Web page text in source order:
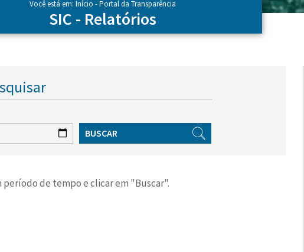
Você está em: Início - Portal da Transparência
SIC - Relatórios
BUSCAR
período de tempo e clicar em "Buscar".